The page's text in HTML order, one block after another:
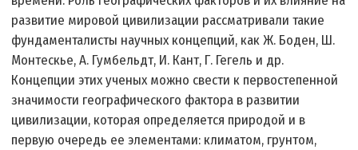
развитие мировой цивилизации рассматривали такие
фундаменталисты научных концепций, как Ж. Боден, Ш.
Монтескье, А. Гумбельдт, И. Кант, Г. Гегель и др.
Концепции этих ученых можно свести к первостепенной
значимости географического фактора в развитии
цивилизации, которая определяется природой и в
первую очередь ее элементами: климатом, грунтом,